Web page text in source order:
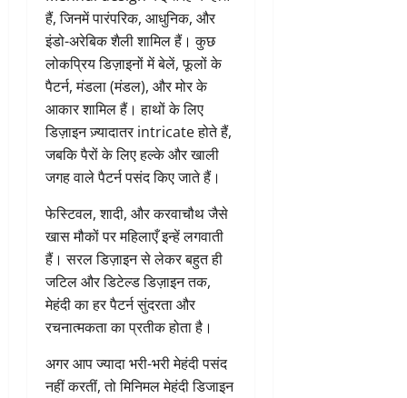
हैं, जिनमें पारंपरिक, आधुनिक, और
इंडो-अरेबिक शैली शामिल हैं। कुछ
लोकप्रिय डिज़ाइनों में बेलें, फूलों के
पैटर्न, मंडला (मंडल), और मोर के
आकार शामिल हैं। हाथों के लिए
डिज़ाइन ज़्यादातर intricate होते हैं,
जबकि पैरों के लिए हल्के और खाली
जगह वाले पैटर्न पसंद किए जाते हैं।
फेस्टिवल, शादी, और करवाचौथ जैसे
खास मौकों पर महिलाएँ इन्हें लगवाती
हैं। सरल डिज़ाइन से लेकर बहुत ही
जटिल और डिटेल्ड डिज़ाइन तक,
मेहंदी का हर पैटर्न सुंदरता और
रचनात्मकता का प्रतीक होता है।
अगर आप ज्यादा भरी-भरी मेहंदी पसंद
नहीं करतीं, तो मिनिमल मेहंदी डिजाइन